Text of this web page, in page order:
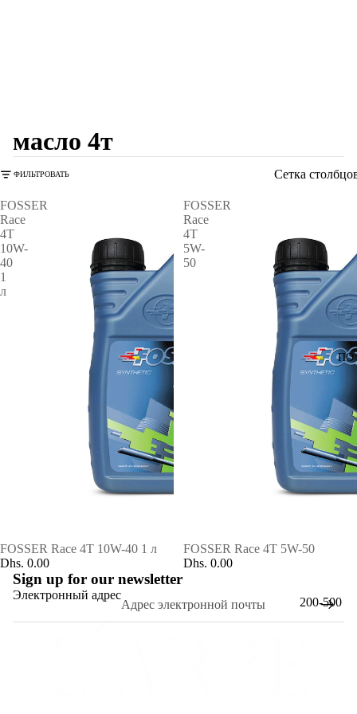
ПО
200-500
AED
масло 4т
ФИЛЬТРОВАТЬ Сетка
FOSSER
Race
4T
10W-
40
1
л
FOSSER Race 4T 10W-40 1 л
Dhs. 0.00
FOSSER
Race
4T
5W-
50
FOSSER Race 4T 5W-50
Dhs. 0.00
Sign up for our newsletter
Электронный адрес